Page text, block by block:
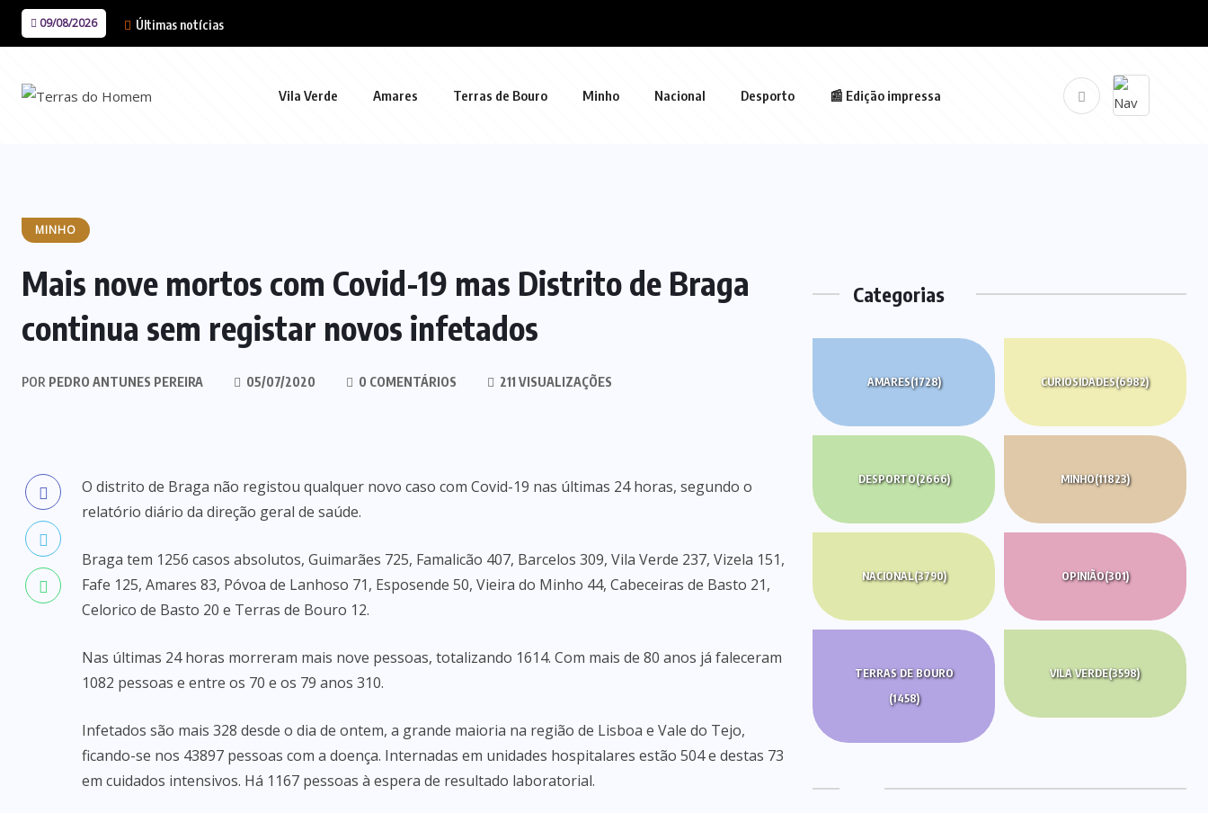
09/08/2026 Últimas notícias
Vila Verde Amares Terras de Bouro Minho Nacional Desporto 📰 Edição impressa
MINHO
Mais nove mortos com Covid-19 mas Distrito de Braga
continua sem registar novos infetados
POR PEDRO ANTUNES PEREIRA 05/07/2020 0 COMENTÁRIOS 211 VISUALIZAÇÕES
O distrito de Braga não registou qualquer novo caso com Covid-19 nas últimas 24 horas, segundo o
relatório diário da direção geral de saúde.
Braga tem 1256 casos absolutos, Guimarães 725, Famalicão 407, Barcelos 309, Vila Verde 237, Vizela 151,
Fafe 125, Amares 83, Póvoa de Lanhoso 71, Esposende 50, Vieira do Minho 44, Cabeceiras de Basto 21,
Celorico de Basto 20 e Terras de Bouro 12.
Nas últimas 24 horas morreram mais nove pessoas, totalizando 1614. Com mais de 80 anos já faleceram
1082 pessoas e entre os 70 e os 79 anos 310.
Infetados são mais 328 desde o dia de ontem, a grande maioria na região de Lisboa e Vale do Tejo,
ficando-se nos 43897 pessoas com a doença. Internadas em unidades hospitalares estão 504 e destas 73
em cuidados intensivos. Há 1167 pessoas à espera de resultado laboratorial.
Categorias
AMARES(1728) CURIOSIDADES(6982)
DESPORTO(2666) MINHO(11823)
NACIONAL(3790) OPINIÃO(301)
TERRAS DE BOURO
(1458)
VILA VERDE(3598)